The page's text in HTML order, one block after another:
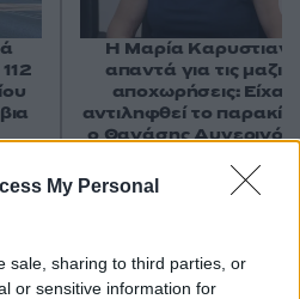
My Personal
sale, sharing to third parties, or
or sensitive information for
Η Μαρία
απαντά για τις
αποχωρήσεις:
αντιληφθεί το
ο Θανάσης Αυγερινός